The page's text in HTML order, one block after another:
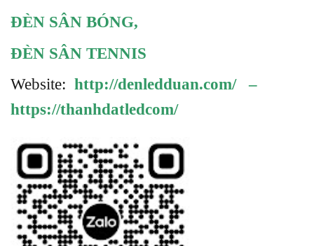
ĐÈN SÂN BÓNG,
ĐÈN SÂN TENNIS
Website: http://denledduan.com/
–
https://thanhdatledcom/